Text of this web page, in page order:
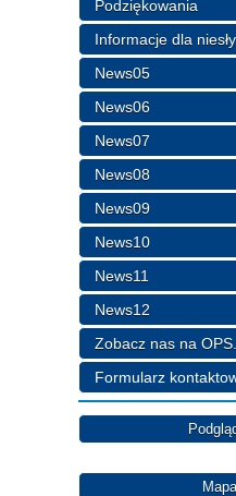
Podziękowania
Informacje dla
News05
News06
News07
News08
News09
News10
News11
News12
Zobacz nas na
Formularz